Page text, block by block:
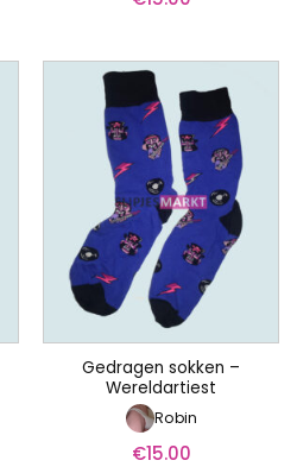
Gedragen sokken –
Wereldartiest
Robin
€15.00